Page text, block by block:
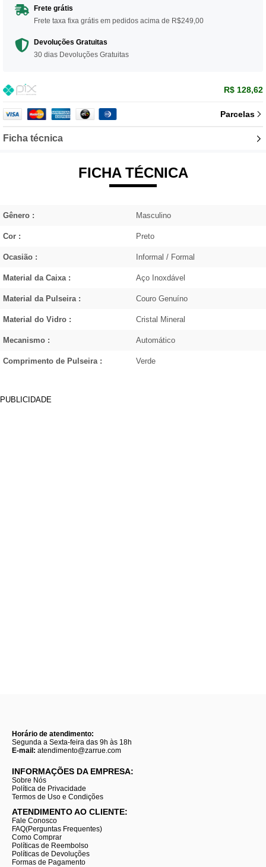
Frete grátis
Frete taxa fixa grátis em pedidos acima de R$249,00
Devoluções Gratuitas
30 dias Devoluções Gratuitas
R$ 128,62
Parcelas
Ficha técnica
FICHA TÉCNICA
Gênero : Masculino
Cor : Preto
Ocasião : Informal / Formal
Material da Caixa : Aço Inoxdável
Material da Pulseira : Couro Genuíno
Material do Vidro : Cristal Mineral
Mecanismo : Automático
Comprimento de Pulseira : Verde
PUBLICIDADE
Horário de atendimento:
Segunda a Sexta-feira das 9h às 18h
E-mail: atendimento@zarrue.com
INFORMAÇÕES DA EMPRESA:
Sobre Nós
Política de Privacidade
Termos de Uso e Condições
ATENDIMENTO AO CLIENTE:
Fale Conosco
FAQ(Perguntas Frequentes)
Como Comprar
Políticas de Reembolso
Políticas de Devoluções
Formas de Pagamento